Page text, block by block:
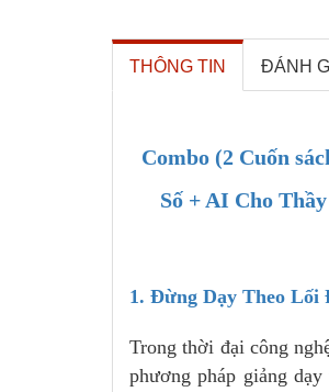
THÔNG TIN ĐÁNH
Combo (2 Cuốn
Số + AI Cho
1. Đừng Dạy Theo Lối
Trong thời đại công
phương pháp giảng